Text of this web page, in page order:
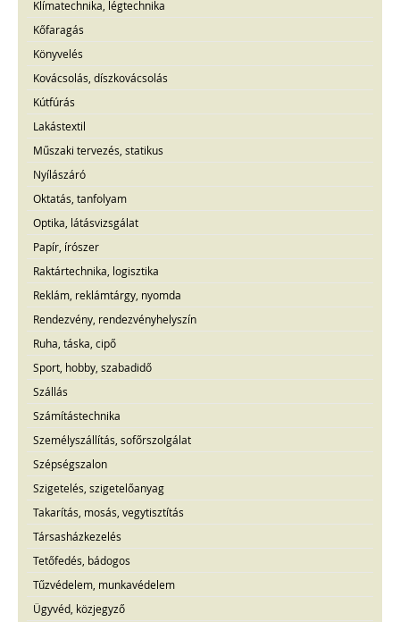
Klímatechnika, légtechnika
Kőfaragás
Könyvelés
Kovácsolás, díszkovácsolás
Kútfúrás
Lakástextil
Műszaki tervezés, statikus
Nyílászáró
Oktatás, tanfolyam
Optika, látásvizsgálat
Papír, írószer
Raktártechnika, logisztika
Reklám, reklámtárgy, nyomda
Rendezvény, rendezvényhelyszín
Ruha, táska, cipő
Sport, hobby, szabadidő
Szállás
Számítástechnika
Személyszállítás, sofőrszolgálat
Szépségszalon
Szigetelés, szigetelőanyag
Takarítás, mosás, vegytisztítás
Társasházkezelés
Tetőfedés, bádogos
Tűzvédelem, munkavédelem
Ügyvéd, közjegyző